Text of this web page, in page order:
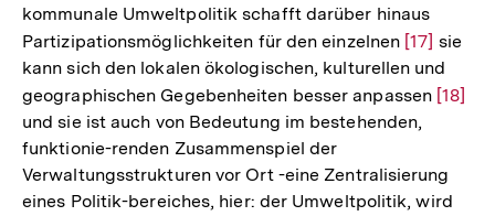
Fußnote
kommunale Umweltpolitik schafft darüber hinaus
Partizipationsmöglichkeiten für den einzelnen Zur
Auflösung
der
Fußnote
[17] sie
kann sich den lokalen ökologischen, kulturellen und
geographischen Gegebenheiten besser anpassen Zur
[18]
und sie ist auch von Bedeutung im bestehenden,
funktionie-renden Zusammenspiel der
Verwaltungsstrukturen vor Ort -eine Zentralisierung
eines Politik-bereiches, hier: der Umweltpolitik, wird